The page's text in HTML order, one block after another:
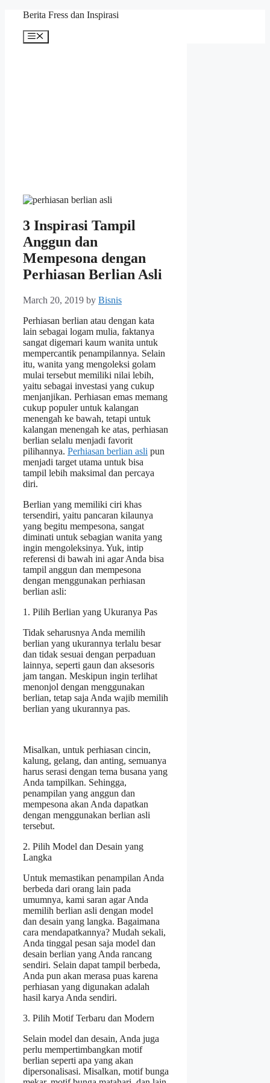
content
Berita Fress dan Inspirasi
Menu
3 Inspirasi Tampil
Anggun dan
Mempesona dengan
Perhiasan Berlian Asli
March 20, 2019 by Bisnis
Perhiasan berlian atau dengan kata
lain sebagai logam mulia, faktanya
sangat digemari kaum wanita untuk
mempercantik penampilannya. Selain
itu, wanita yang mengoleksi golam
mulai tersebut memiliki nilai lebih,
yaitu sebagai investasi yang cukup
menjanjikan. Perhiasan emas memang
cukup populer untuk kalangan
menengah ke bawah, tetapi untuk
kalangan menengah ke atas, perhiasan
berlian selalu menjadi favorit
pilihannya. Perhiasan berlian asli pun
menjadi target utama untuk bisa
tampil lebih maksimal dan percaya
diri.
Berlian yang memiliki ciri khas
tersendiri, yaitu pancaran kilaunya
yang begitu mempesona, sangat
diminati untuk sebagian wanita yang
ingin mengoleksinya. Yuk, intip
referensi di bawah ini agar Anda bisa
tampil anggun dan mempesona
dengan menggunakan perhiasan
berlian asli:
1. Pilih Berlian yang Ukuranya Pas
Tidak seharusnya Anda memilih
berlian yang ukurannya terlalu besar
dan tidak sesuai dengan perpaduan
lainnya, seperti gaun dan aksesoris
jam tangan. Meskipun ingin terlihat
menonjol dengan menggunakan
berlian, tetap saja Anda wajib memilih
berlian yang ukurannya pas.
Misalkan, untuk perhiasan cincin,
kalung, gelang, dan anting, semuanya
harus serasi dengan tema busana yang
Anda tampilkan. Sehingga,
penampilan yang anggun dan
mempesona akan Anda dapatkan
dengan menggunakan berlian asli
tersebut.
2. Pilih Model dan Desain yang
Langka
Untuk memastikan penampilan Anda
berbeda dari orang lain pada
umumnya, kami saran agar Anda
memilih berlian asli dengan model
dan desain yang langka. Bagaimana
cara mendapatkannya? Mudah sekali,
Anda tinggal pesan saja model dan
desain berlian yang Anda rancang
sendiri. Selain dapat tampil berbeda,
Anda pun akan merasa puas karena
perhiasan yang digunakan adalah
hasil karya Anda sendiri.
3. Pilih Motif Terbaru dan Modern
Selain model dan desain, Anda juga
perlu mempertimbangkan motif
berlian seperti apa yang akan
dipersonalisasi. Misalkan, motif bunga